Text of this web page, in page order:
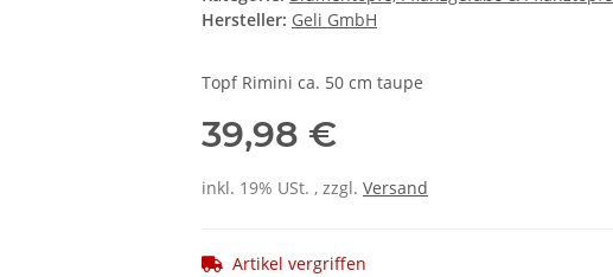
Hersteller: Geli GmbH
Topf Rimini ca. 50 cm taupe
39,98 €
inkl. 19% USt. , zzgl. Versand
Artikel vergriffen